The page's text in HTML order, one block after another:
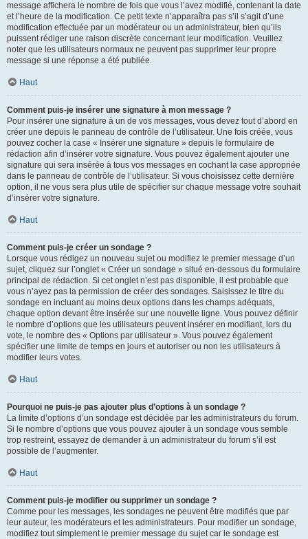
message affichera le nombre de fois que vous l’avez modifié, contenant la date
et l’heure de la modification. Ce petit texte n’apparaîtra pas s’il s’agit d’une
modification effectuée par un modérateur ou un administrateur, bien qu’ils
puissent rédiger une raison discrète concernant leur modification. Veuillez
noter que les utilisateurs normaux ne peuvent pas supprimer leur propre
message si une réponse a été publiée.
Haut
Comment puis-je insérer une signature à mon message ?
Pour insérer une signature à un de vos messages, vous devez tout d’abord en
créer une depuis le panneau de contrôle de l’utilisateur. Une fois créée, vous
pouvez cocher la case « Insérer une signature » depuis le formulaire de
rédaction afin d’insérer votre signature. Vous pouvez également ajouter une
signature qui sera insérée à tous vos messages en cochant la case appropriée
dans le panneau de contrôle de l’utilisateur. Si vous choisissez cette dernière
option, il ne vous sera plus utile de spécifier sur chaque message votre souhait
d’insérer votre signature.
Haut
Comment puis-je créer un sondage ?
Lorsque vous rédigez un nouveau sujet ou modifiez le premier message d’un
sujet, cliquez sur l’onglet « Créer un sondage » situé en-dessous du formulaire
principal de rédaction. Si cet onglet n’est pas disponible, il est probable que
vous n’ayez pas la permission de créer des sondages. Saisissez le titre du
sondage en incluant au moins deux options dans les champs adéquats,
chaque option devant être insérée sur une nouvelle ligne. Vous pouvez définir
le nombre d’options que les utilisateurs peuvent insérer en modifiant, lors du
vote, le nombre des « Options par utilisateur ». Vous pouvez également
spécifier une limite de temps en jours et autoriser ou non les utilisateurs à
modifier leurs votes.
Haut
Pourquoi ne puis-je pas ajouter plus d’options à un sondage ?
La limite d’options d’un sondage est décidée par les administrateurs du forum.
Si le nombre d’options que vous pouvez ajouter à un sondage vous semble
trop restreint, essayez de demander à un administrateur du forum s’il est
possible de l’augmenter.
Haut
Comment puis-je modifier ou supprimer un sondage ?
Comme pour les messages, les sondages ne peuvent être modifiés que par
leur auteur, les modérateurs et les administrateurs. Pour modifier un sondage,
modifiez tout simplement le premier message du sujet car le sondage est